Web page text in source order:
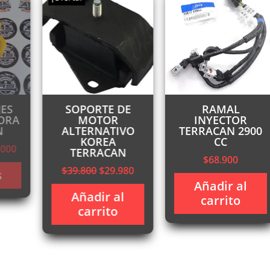
El
precio
es:
$145.000.
SOPORTE DE
MOTOR
ALTERNATIVO
KOREA
TERRACAN
39.800El
precio
original
era:
$39.800.
$29.980El
precio
actual
$29.980.
Añadir al
carrito
RAMAL
INYECTOR
TERRACAN 2900
68.900
Añadir al
carrito